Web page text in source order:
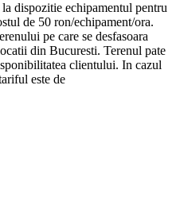
dispozitie echipamentul pentru
de 50 ron/echipament/ora.
pe care se desfasoara
din Bucuresti. Terenul pate
clientului. In cazul
este de